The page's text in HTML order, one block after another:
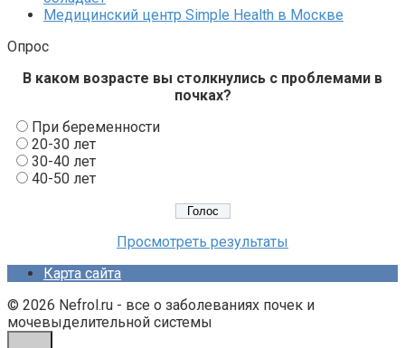
Медицинский центр Simple Health в Москве
Опрос
В каком возрасте вы столкнулись с проблемами в
почках?
При беременности
20-30 лет
30-40 лет
40-50 лет
Просмотреть результаты
Карта сайта
© 2026 Nefrol.ru - все о заболеваниях почек и
мочевыделительной системы